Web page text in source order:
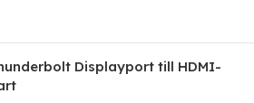
Displayport till HDMI-